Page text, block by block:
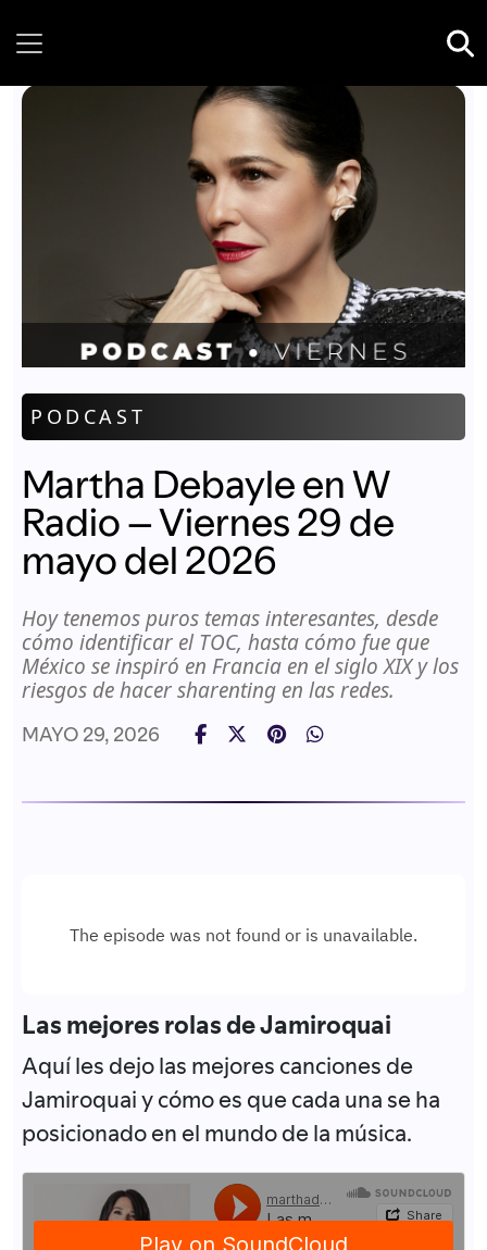
PODCAST
Martha Debayle en W
Radio – Viernes 29 de
mayo del 2026
Hoy tenemos puros temas interesantes, desde
cómo identificar el TOC, hasta cómo fue que
México se inspiró en Francia en el siglo XIX y los
riesgos de hacer sharenting en las redes.
MAYO 29, 2026
Las mejores rolas de Jamiroquai
Aquí les dejo las mejores canciones de
Jamiroquai y cómo es que cada una se ha
posicionado en el mundo de la música.